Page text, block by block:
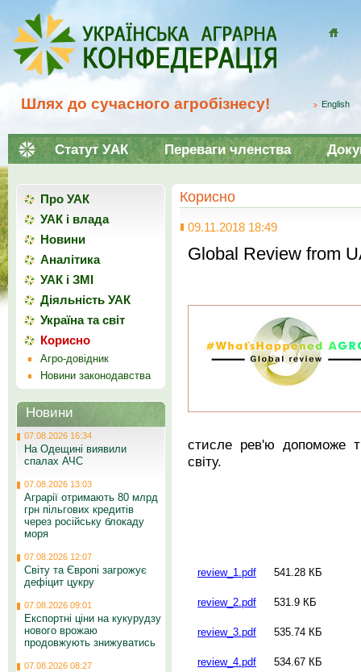
Шлях до сучасного агробізнесу! English
Статут УАК Переваги членства
Корисно
09.11.2018 18:49
Global Review from
стисле рев'ю допоможе
світу.
review_1.pdf 541.28 КБ
review_2.pdf 531.9 КБ
review_3.pdf 535.74 КБ
review_4.pdf 534.67 КБ
Про УАК
УАК і влада
Новини
Аналітика
УАК і ЗМІ
Діяльність УАК
Україна та світ
Корисно
Агро-довідник
Новини законодавства
Новини
07.08.2026 16:34
На Одещині виявили
спалах АЧС
07.08.2026 13:03
Аграрії отримають 80 млрд
грн пільгових кредитів
через російську блокаду
моря
07.08.2026 12:07
Світу та Європі загрожує
дефіцит цукру
07.08.2026 09:01
Експортні ціни на кукурудзу
нового врожаю
продовжують знижуватись
07.08.2026 08:27